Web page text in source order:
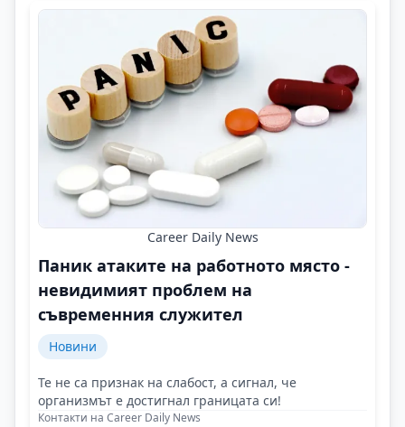
Career Daily News
Паник атаките на работното място -
невидимият проблем на
съвременния служител
Новини
Те не са признак на слабост, а сигнал, че
организмът е достигнал границата си!
Контакти на Career Daily News